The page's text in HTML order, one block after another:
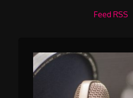
Feed RSS